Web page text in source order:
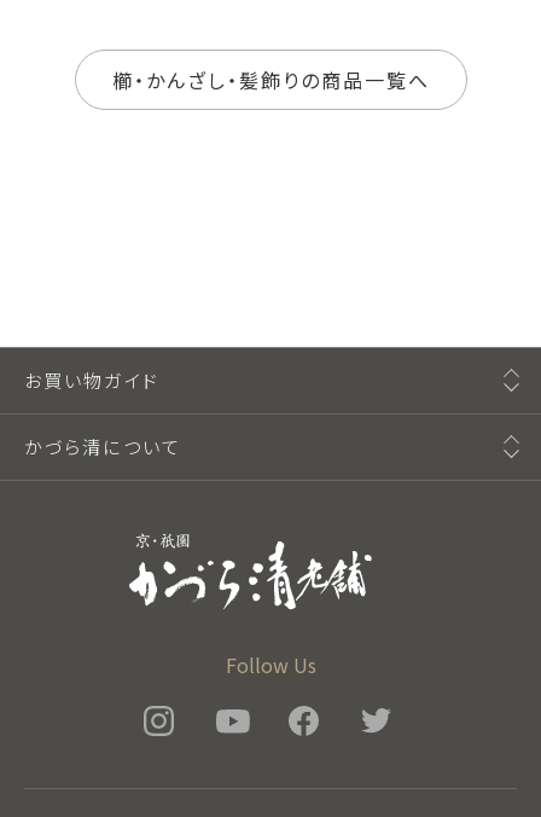
櫛・かんざし・髪飾りの商品一覧へ
Follow Us
お買い物ガイド
かづら清について